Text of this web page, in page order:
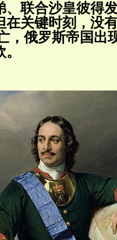
、联合沙皇彼得
在关键时刻，没
，俄罗斯帝国出